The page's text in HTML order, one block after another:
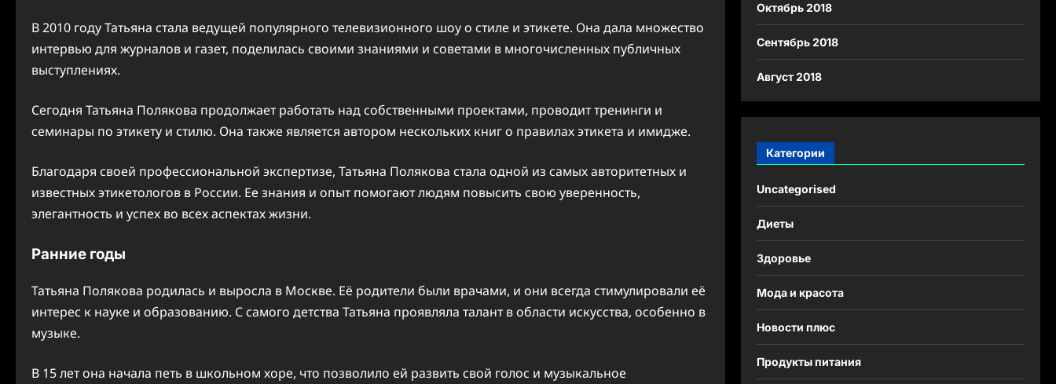
В 2010 году Татьяна стала ведущей популярного телевизионного шоу о стиле и этикете. Она дала множество
интервью для журналов и газет, поделилась своими знаниями и советами в многочисленных публичных
выступлениях.
Сегодня Татьяна Полякова продолжает работать над собственными проектами, проводит тренинги и
семинары по этикету и стилю. Она также является автором нескольких книг о правилах этикета и имидже.
Благодаря своей профессиональной экспертизе, Татьяна Полякова стала одной из самых авторитетных и
известных этикетологов в России. Ее знания и опыт помогают людям повысить свою уверенность,
элегантность и успех во всех аспектах жизни.
Ранние годы
Татьяна Полякова родилась и выросла в Москве. Её родители были врачами, и они всегда стимулировали её
интерес к науке и образованию. С самого детства Татьяна проявляла талант в области искусства, особенно в
музыке.
В 15 лет она начала петь в школьном хоре, что позволило ей развить свой голос и музыкальное
Октябрь 2018
Сентябрь 2018
Август 2018
Категории
Uncategorised
Диеты
Здоровье
Мода и красота
Новости плюс
Продукты питания